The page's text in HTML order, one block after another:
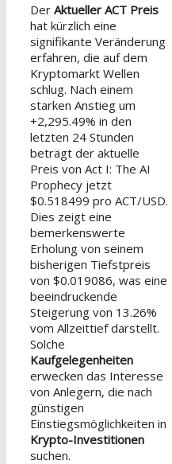
Der Aktueller ACT Preis
hat kürzlich eine
signifikante Veränderung
erfahren, die auf dem
Kryptomarkt Wellen
schlug. Nach einem
starken Anstieg um
+2,295.49% in den
letzten 24 Stunden
beträgt der aktuelle
Preis von Act I: The AI
Prophecy jetzt
$0.518499 pro ACT/USD.
Dies zeigt eine
bemerkenswerte
Erholung von seinem
bisherigen Tiefstpreis
von $0.019086, was eine
beeindruckende
Steigerung von 13.26%
vom Allzeittief darstellt.
Solche
Kaufgelegenheiten
erwecken das Interesse
von Anlegern, die nach
günstigen
Einstiegsmöglichkeiten in
Krypto-Investitionen
suchen.